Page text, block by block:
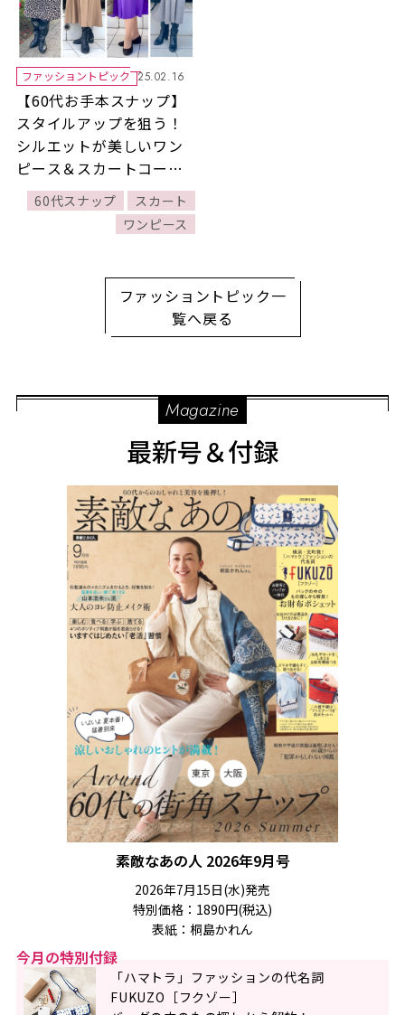
ファッショントピック 25.02.16
【60代お手本スナップ】
スタイルアップを狙う！
シルエットが美しいワン
ピース＆スカートコーデ4
選60代スナップ
スカート
ワンピース
ファッショントピック一
覧へ戻る
Magazine
最新号＆付録
素敵なあの人 2026年9月号
2026年7月15日(水)発売
特別価格：1890円(税込)
表紙：桐島かれん
今月の特別付録
「ハマトラ」ファッションの代名詞
FUKUZO［フクゾー］